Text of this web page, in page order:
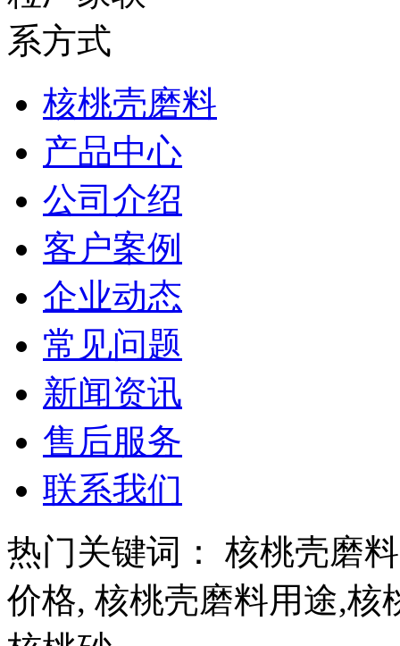
核桃壳磨料
产品中心
公司介绍
客户案例
企业动态
常见问题
新闻资讯
售后服务
联系我们
热门关键词： 核桃壳磨
价格, 核桃壳磨料用途,核